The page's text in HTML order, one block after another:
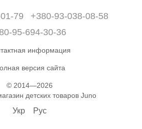
79
+380-93-038-08-58
95-694-30-36
информация
версия сайта
© 2014—2026
детских товаров Juno
Укр Рус